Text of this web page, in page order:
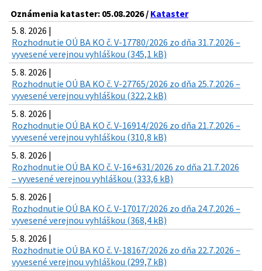
Oznámenia kataster: 05.08.2026 / Kataster
5. 8. 2026 |
Rozhodnutie OÚ BA KO č. V-17780/2026 zo dňa 31.7.2026 –
vyvesené verejnou vyhláškou (345,1 kB)
5. 8. 2026 |
Rozhodnutie OÚ BA KO č. V-27765/2026 zo dňa 25.7.2026 –
vyvesené verejnou vyhláškou (322,2 kB)
5. 8. 2026 |
Rozhodnutie OÚ BA KO č. V-16914/2026 zo dňa 21.7.2026 –
vyvesené verejnou vyhláškou (310,8 kB)
5. 8. 2026 |
Rozhodnutie OÚ BA KO č. V-16+631/2026 zo dňa 21.7.2026
– vyvesené verejnou vyhláškou (333,6 kB)
5. 8. 2026 |
Rozhodnutie OÚ BA KO č. V-17017/2026 zo dňa 24.7.2026 –
vyvesené verejnou vyhláškou (368,4 kB)
5. 8. 2026 |
Rozhodnutie OÚ BA KO č. V-18167/2026 zo dňa 22.7.2026 –
vyvesené verejnou vyhláškou (299,7 kB)